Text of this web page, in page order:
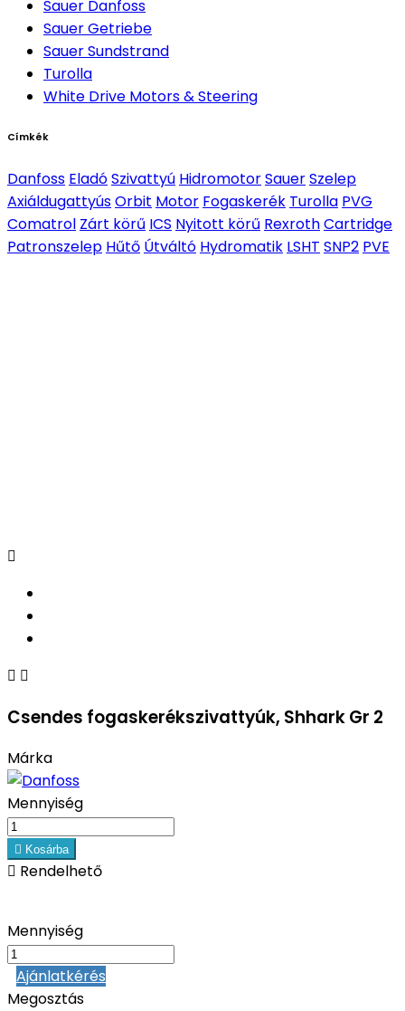
Sauer Danfoss
Sauer Getriebe
Sauer Sundstrand
Turolla
White Drive Motors & Steering
Címkék
Danfoss EladóSzivattyú HidromotorSauerSzelep
AxiáldugattyúsOrbit Motor Fogaskerék Turolla PVG
Comatrol Zárt körű ICS Nyitott körű RexrothCartridge
Patronszelep Hűtő Útváltó Hydromatik LSHT SNP2 PVE

 
Csendes fogaskerékszivattyúk, Shhark Gr 2
Márka
Mennyiség
 Kosárba
 Rendelhető
Mennyiség
Ajánlatkérés
Megosztás